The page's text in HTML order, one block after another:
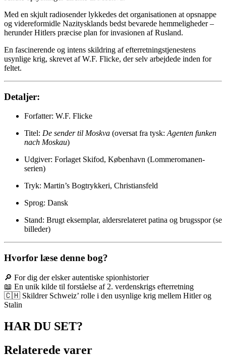
Med en skjult radiosender lykkedes det organisationen at opsnappe
og videreformidle Nazitysklands bedst bevarede hemmeligheder –
herunder Hitlers præcise plan for invasionen af Rusland.
En fascinerende og intens skildring af efterretningstjenestens
usynlige krig, skrevet af W.F. Flicke, der selv arbejdede inden for
feltet.
Detaljer:
Forfatter: W.F. Flicke
Titel: De sender til Moskva (oversat fra tysk: Agenten funken
nach Moskau)
Udgiver: Forlaget Skifod, København (Lommeromanen-
serien)
Tryk: Martin’s Bogtrykkeri, Christiansfeld
Sprog: Dansk
Stand: Brugt eksemplar, aldersrelateret patina og brugsspor (se
billeder)
Hvorfor læse denne bog?
🔎 For dig der elsker autentiske spionhistorier
📖 En unik kilde til forståelse af 2. verdenskrigs efterretning
🇨🇭 Skildrer Schweiz’ rolle i den usynlige krig mellem Hitler og
Stalin
HAR DU SET?
Relaterede varer